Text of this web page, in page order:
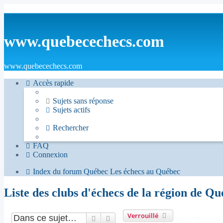
www.quebecechecs.com
www.quebecechecs.com
Accès rapide
Sujets sans réponse
Sujets actifs
Rechercher
FAQ
Connexion
Index du forum Québec Les échecs au Québec
Liste des clubs d'échecs de la région de
Verrouillé
RechercherRecherche avancée